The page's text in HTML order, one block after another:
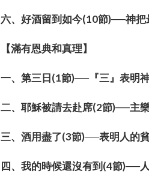
六、好酒留到如今(10節)──神把
【滿有恩典和真理】
一、第三日(1節)──『三』表明
二、耶穌被請去赴席(2節)──主
三、酒用盡了(3節)──表明人的
四、我的時候還沒有到(4節)──